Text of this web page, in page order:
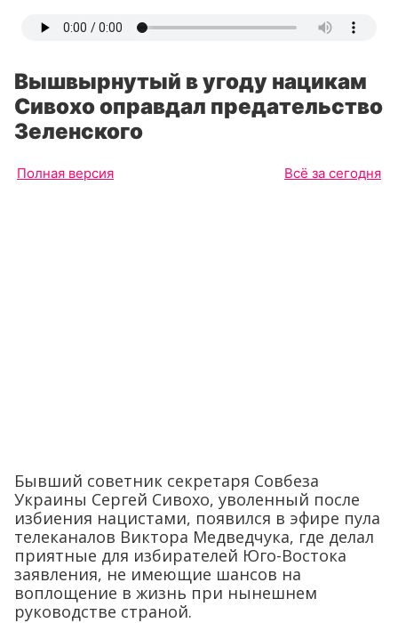
Вышвырнутый в угоду нацикам
Сивохо оправдал предательство
Зеленского
Полная версия Всё за сегодня
Бывший советник секретаря Совбеза
Украины Сергей Сивохо, уволенный после
избиения нацистами, появился в эфире пула
телеканалов Виктора Медведчука, где делал
приятные для избирателей Юго-Востока
заявления, не имеющие шансов на
воплощение в жизнь при нынешнем
руководстве страной.